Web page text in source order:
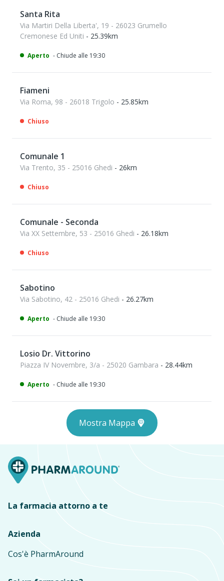
Santa Rita
Via Martiri Della Liberta', 19 - 26023 Grumello
Cremonese Ed Uniti - 25.39km
Aperto - Chiude alle 19:30
Fiameni
Via Roma, 98 - 26018 Trigolo - 25.85km
Chiuso
Comunale 1
Via Trento, 35 - 25016 Ghedi - 26km
Chiuso
Comunale - Seconda
Via XX Settembre, 53 - 25016 Ghedi - 26.18km
Chiuso
Sabotino
Via Sabotino, 42 - 25016 Ghedi - 26.27km
Aperto - Chiude alle 19:30
Losio Dr. Vittorino
Piazza IV Novembre, 3/a - 25020 Gambara - 28.44km
Aperto - Chiude alle 19:30
Mostra Mappa
La farmacia attorno a te
Azienda
Cos'è PharmAround